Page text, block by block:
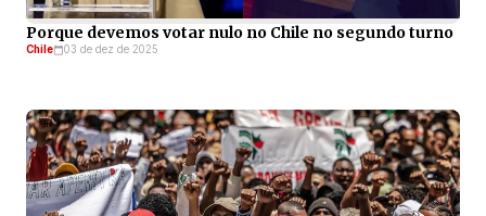
Porque devemos votar nulo no Chile no segundo turno
Chile 03 de dez de 2025